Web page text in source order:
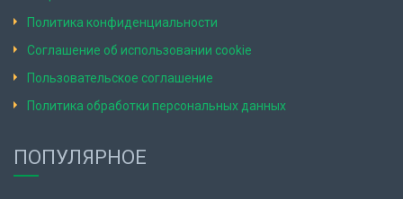
Политика конфиденциальности
Соглашение об использовании cookie
Пользовательское соглашение
Политика обработки персональных данных
ПОПУЛЯРНОЕ